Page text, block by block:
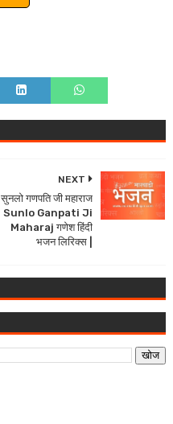
NEXT
सुनलो गणपति जी महाराज
Sunlo Ganpati Ji
Maharaj गणेश हिंदी
भजन लिरिक्स |